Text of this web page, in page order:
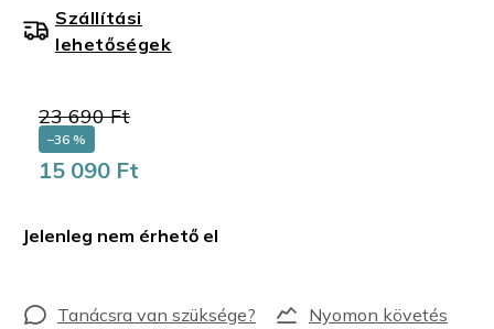
23 690 Ft
–36 %
15 090 Ft
Jelenleg nem érhető el
Szállítási
lehetőségek
Nyomon követés